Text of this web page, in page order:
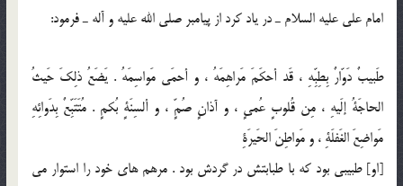
امام على عليه السلام ـ در ياد كرد از پيامبر صلى الله عليه و آله ـ فرمود:
طَبيبٌ دَوّارٌ بِطِبِّهِ ، قَد أحكَمَ مَراهِمَهُ ، و أحمَى مَواسِمَهُ . يَضَعُ ذلِكَ حَيثُ
الحاجَةُ إلَيهِ ، مِن قُلوبٍ عُميٍ ، و آذانٍ صُمٍّ ، و ألسِنَةٍ بُكمٍ . مُتَتَبِّعٌ بِدَوائِهِ
مَواضِعَ الغَفلَةِ ، و مَواطِنَ الحَيرَةِ
[او] طبيبى بود كه با طبابتش در گردش بود . مرهم هاى خود را استوار مى